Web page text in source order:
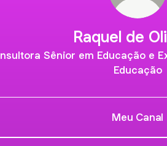
Raquel de
Sênior em Educação e
Educação
Meu Canal